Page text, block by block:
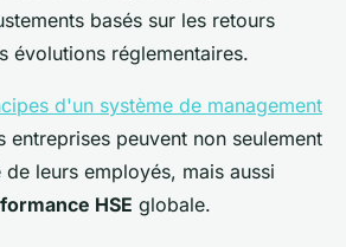
basés sur les retours
évolutions réglementaires.
d'un système de management
entreprises peuvent non seulement
leurs employés, mais aussi
HSE globale.